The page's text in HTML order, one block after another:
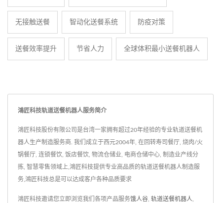
无接触送餐 智动化送餐系统 防疫对策
送餐效率提升 节省人力 全球体积最小送餐机器人
鴻匠科技轨道送餐机器人服务简介
鴻匠科技股份有限公司是台湾一家拥有超过20年经验的专业轨道送餐机
器人生产制造服务商. 我们成立于西元2004年, 在回转寿司餐厅, 烧肉/火
锅餐厅, 连锁餐饮, 饭店餐饮, 物流仓储业, 电商仓储中心, 制造业产线分
拣, 智慧零售领域上,鴻匠科技提供专业高品质的轨道送餐机器人制造服
务,鴻匠科技总是可以达成客户各种品质要求
鴻匠科技邀请您立即浏览我们各项产品服务饿人谷 轨道送餐机器人